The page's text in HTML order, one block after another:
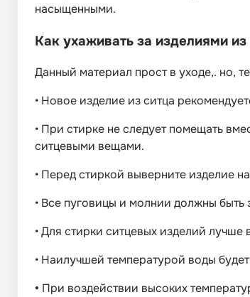
насыщенными.
Как ухаживать за изделиями из
Данный материал прост в уходе,. но,
• Новое изделие из ситца
• При стирке не следует помещать
ситцевыми вещами.
• Перед стиркой выверните изделие
• Все пуговицы и молнии должны быть
•Для стирки ситцевых изделий
• Наилучшей температурой воды
• При воздействии высоких